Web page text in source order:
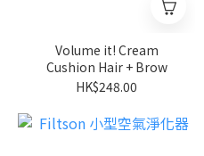
Volume it! Cream
Cushion Hair + Brow
HK$248.00